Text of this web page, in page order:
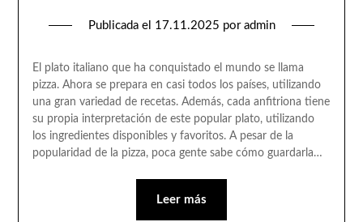
Publicada el 17.11.2025 por admin
El plato italiano que ha conquistado el mundo se llama
pizza. Ahora se prepara en casi todos los países, utilizando
una gran variedad de recetas. Además, cada anfitriona tiene
su propia interpretación de este popular plato, utilizando
los ingredientes disponibles y favoritos. A pesar de la
popularidad de la pizza, poca gente sabe cómo guardarla…
Leer más